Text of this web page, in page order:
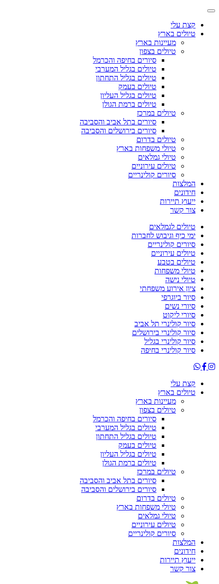
קצת עלי
טיולים בארץ
מעיינות בארץ
טיולים בצפון
סיורים בחיפה והכרמל
טיולים בגליל המערבי
טיולים בגליל התחתון
טיולים בעמק
טיולים בגליל העליון
טיולים ברמת הגולן
טיולים במרכז
סיורים בתל אביב והסביבה
סיורים בירושלים והסביבה
טיולים בדרום
טיולי משפחות בארץ
טיולי גמלאים
טיולים עירוניים
סיורים קולינריים
המלצות
חידונים
ייעוץ תיירות
צור קשר
טיולים לגמלאים
ימי כיף וגיבוש לחברות
סיורים קולינריים
טיולים עירוניים
טיולים בטבע
טיולי משפחות
טיולי נישה
ציון אירוע משפחתי
סיור ביוגרפי
סיורי נשים
סיורי ליקוט
סיור קולינרי תל אביב
סיור קולינרי בירושלים
סיור קולינרי בגליל
סיור קולינרי בחיפה
קצת עלי
טיולים בארץ
מעיינות בארץ
טיולים בצפון
סיורים בחיפה והכרמל
טיולים בגליל המערבי
טיולים בגליל התחתון
טיולים בעמק
טיולים בגליל העליון
טיולים ברמת הגולן
טיולים במרכז
סיורים בתל אביב והסביבה
סיורים בירושלים והסביבה
טיולים בדרום
טיולי משפחות בארץ
טיולי גמלאים
טיולים עירוניים
סיורים קולינריים
המלצות
חידונים
ייעוץ תיירות
צור קשר